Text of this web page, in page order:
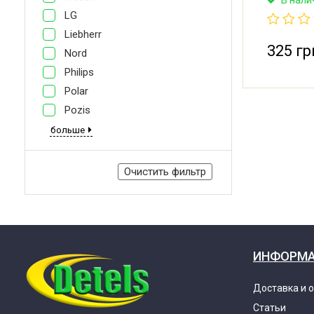
LG
Liebherr
Nord
Philips
Polar
Pozis
больше
Очистить фильтр
325
Доставка и
Статьи